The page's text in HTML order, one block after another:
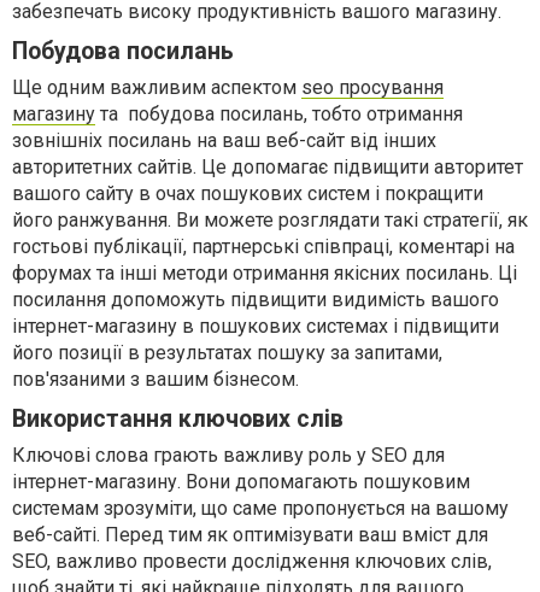
забезпечать високу продуктивність вашого магазину.
Побудова посилань
Ще одним важливим аспектом seo просування
магазину та побудова посилань, тобто отримання
зовнішніх посилань на ваш веб-сайт від інших
авторитетних сайтів. Це допомагає підвищити авторитет
вашого сайту в очах пошукових систем і покращити
його ранжування. Ви можете розглядати такі стратегії, як
гостьові публікації, партнерські співпраці, коментарі на
форумах та інші методи отримання якісних посилань. Ці
посилання допоможуть підвищити видимість вашого
інтернет-магазину в пошукових системах і підвищити
його позиції в результатах пошуку за запитами,
пов'язаними з вашим бізнесом.
Використання ключових слів
Ключові слова грають важливу роль у SEO для
інтернет-магазину. Вони допомагають пошуковим
системам зрозуміти, що саме пропонується на вашому
веб-сайті. Перед тим як оптимізувати ваш вміст для
SEO, важливо провести дослідження ключових слів,